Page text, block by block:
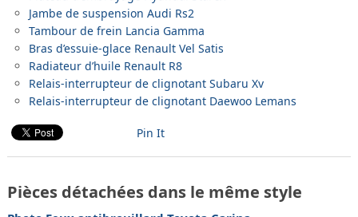
Jambe de suspension Audi Rs2
Tambour de frein Lancia Gamma
Bras d’essuie-glace Renault Vel Satis
Radiateur d’huile Renault R8
Relais-interrupteur de clignotant Subaru Xv
Relais-interrupteur de clignotant Daewoo Lemans
Pin It
Pièces détachées dans le même style